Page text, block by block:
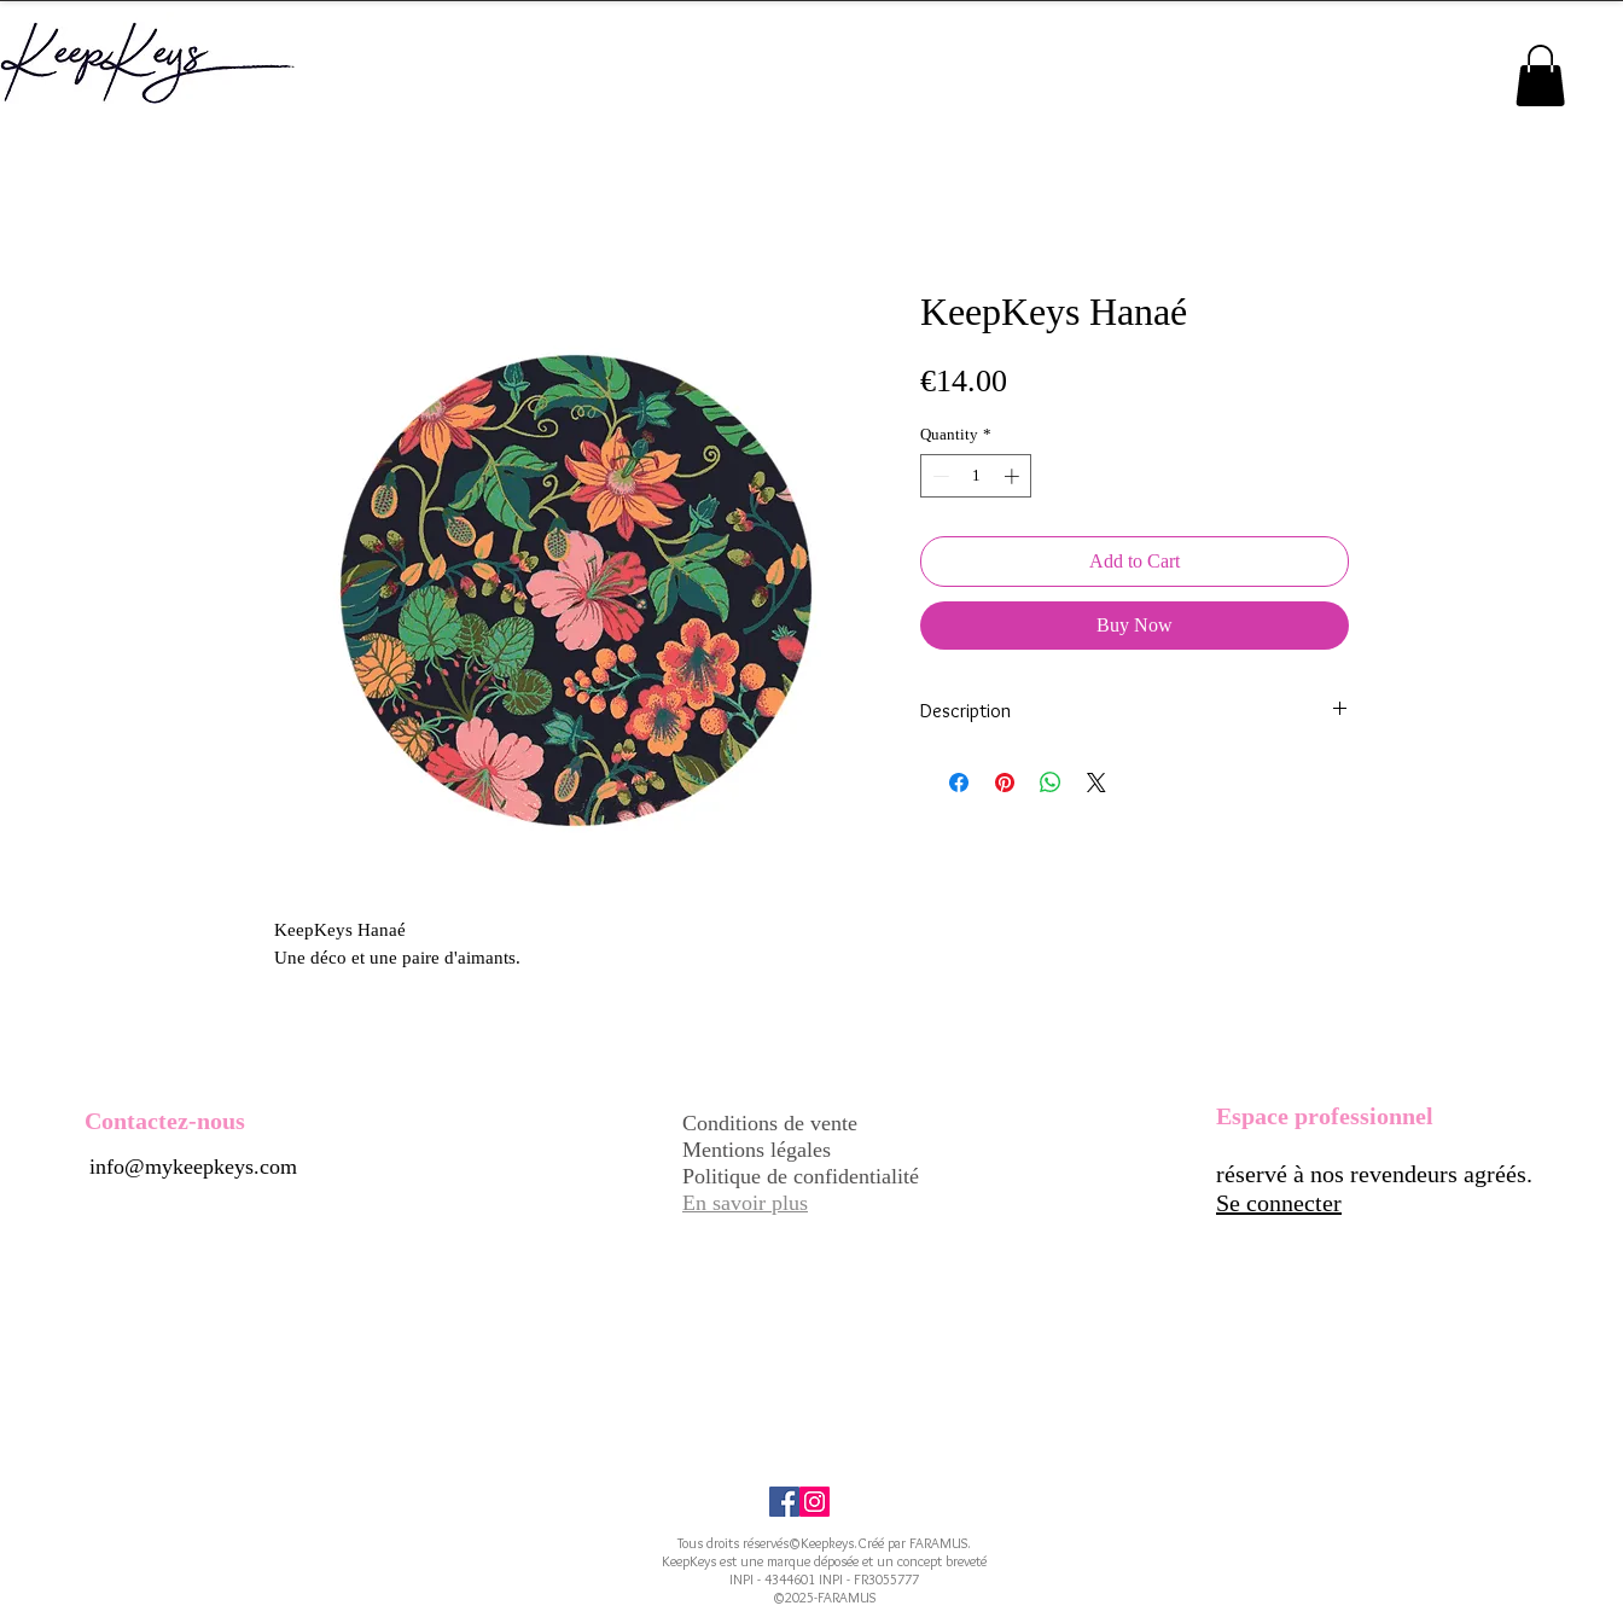
KeepKeys Hanaé
Une déco et une paire d'aimants.
KeepKeys Hanaé
€14.00
Quantity *
Add to Cart
Buy Now
Description
nos soins.
Contactez-nous
info@mykeepkeys.com
Conditions de vente
Mentions légales
Politique de confidentialité
En savoir plus
Espace professionnel
réservé à nos revendeurs agréés.
Se connecter
Tous droits réservés©Keepkeys.Créé par FARAMUS.
KeepKeys est une marque déposée et un concept breveté
INPI - 4344601 INPI - FR3055777
©2025-FARAMUS